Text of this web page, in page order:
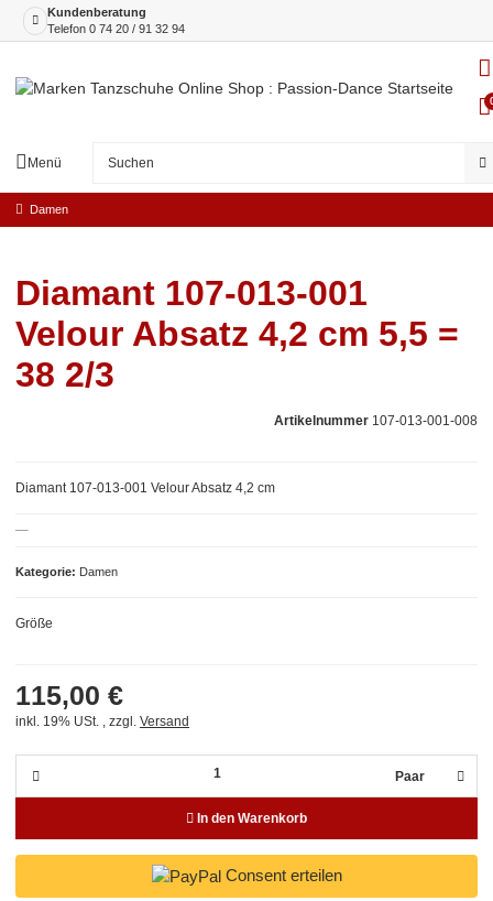
Kundenberatung
Telefon 0 74 20 / 91 32 94
Menü
Damen
Diamant 107-013-001
Velour Absatz 4,2 cm 5,5 =
38 2/3
Artikelnummer 107-013-001-008
Kategorie Damen
Diamant 107-013-001 Velour Absatz 4,2 cm
Größe
115,00 €
inkl. 19% USt. , zzgl. Versand
Paar
In den Warenkorb
Consent erteilen